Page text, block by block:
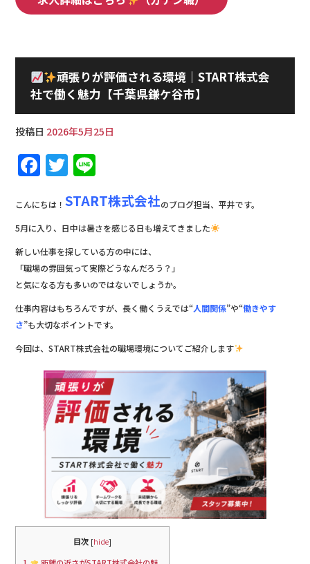
頑張りが評価される環境｜START株式会
社で働く魅力【千葉県鎌ケ谷市】
投稿日 2026年5月25日
F
a
c
e
b
o
o
k
T
w
it
te
r
e
こんにちは！START株式会社のブログ担当、平井です。
5月に入り、日中は暑さを感じる日も増えてきました
新しい仕事を探している方の中には、
「職場の雰囲気って実際どうなんだろう？」
と気になる方も多いのではないでしょうか。
仕事内容はもちろんですが、長く働くうえでは“人間関係”や“働きやす
さ”も大切なポイントです。
今回は、START株式会社の職場環境についてご紹介します
目次 [hide]